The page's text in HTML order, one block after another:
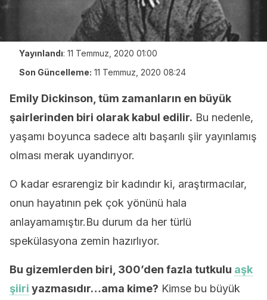
Yayınlandı: 11 Temmuz, 2020 01:00
Son Güncelleme: 11 Temmuz, 2020 08:24
Emily Dickinson, tüm zamanların en büyük
şairlerinden biri olarak kabul edilir. Bu nedenle,
yaşamı boyunca sadece altı başarılı şiir yayınlamış
olması merak uyandırıyor.
O kadar esrarengiz bir kadındır ki, araştırmacılar,
onun hayatının pek çok yönünü hala
anlayamamıştır.Bu durum da her türlü
spekülasyona zemin hazırlıyor.
Bu gizemlerden biri, 300’den fazla tutkulu aşk
şiiri yazmasıdır…ama kime? Kimse bu büyük